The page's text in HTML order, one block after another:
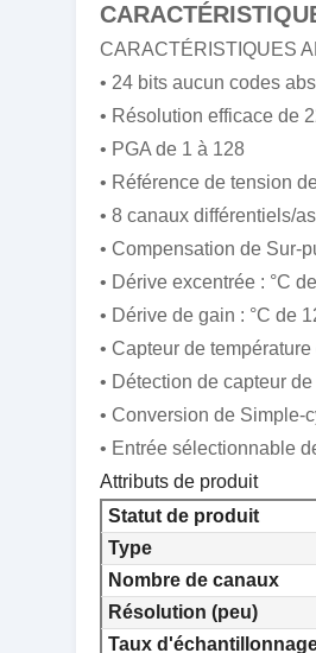
CARACTÉRISTIQUES
• 24 bits aucun codes
• Résolution efficace de
• PGA de 1 à 128
• Référence de tension
• 8 canaux différentiels/
• Compensation de Sur-
• Dérive excentrée : °C
• Dérive de gain : °C de
• Capteur de
• Détection de capteur
• Conversion de Simple-
• Entrée sélectionnable
Attributs de produit
Statut de produit
Type
Nombre de canaux
Résolution (peu)
Taux